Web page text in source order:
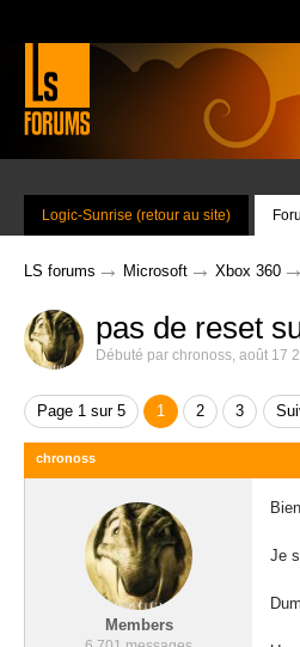
Logic-Sunrise (retour au site)
LS forums → Microsoft → Xbox 360 →
pas de reset
Débuté par chronoss, août 17
Page 1 sur 5 1 2 3
chronoss
Members
Je